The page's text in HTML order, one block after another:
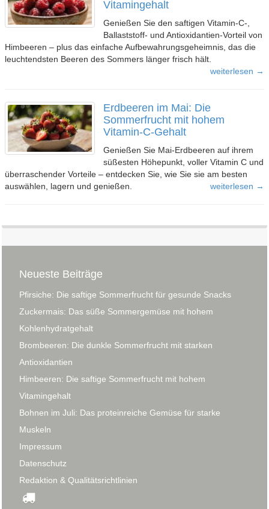
Vitamingehalt
Genießen Sie den saftigen Vitamin-C-,
Ballaststoff- und Antioxidantien-Vorteil von
Himbeeren – plus das einfache Aufbewahrungsgeheimnis, das die
leuchtendsten Beeren des Sommers länger frisch hält.
weiterlesen →
Erdbeeren im Mai: Die
Sommerfrucht mit hohem
Vitamin-C-Gehalt
Genießen Sie Mai-Erdbeeren auf ihrem
süßesten Höhepunkt, voller Vitamin C und
überraschender Vorteile – entdecken Sie, wie Sie sie am besten
auswählen, lagern und genießen.
weiterlesen →
Neueste Beiträge
Pfirsiche: Die saftige Sommerfrucht für gesunde Snacks
Zuckermais: Das süße Sommergemüse mit hohem
Kohlenhydratgehalt
Brombeeren: Die dunkle Sommerfrucht mit starken
Antioxidantien
Himbeeren: Die saftige Sommerfrucht mit hohem
Vitamingehalt
Bohnen im Juli: Das proteinreiche Gemüse für starke
Muskeln
Impressum
Datenschutz
Redaktion & Qualitätsrichtlinien